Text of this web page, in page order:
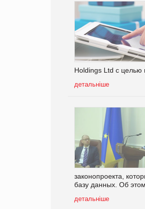
Holdings Ltd с целью
детальніше
законопроекта,
базу данных. Об
детальніше